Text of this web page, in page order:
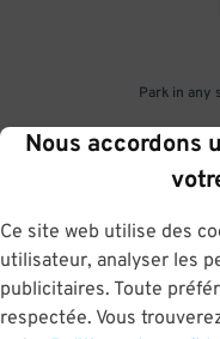
Nous accordons
Ce site web utilise des
utilisateur, analyser les
publicitaires. Toute
respectée. Vous
Park in any
No need to speak to an